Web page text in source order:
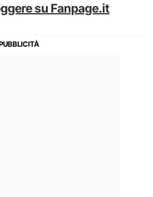
su Fanpage.it